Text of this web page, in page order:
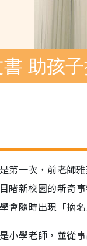
助孩
第一次，前老師
睹新校園的新奇
會隨時出現「摘
小學老師，並從